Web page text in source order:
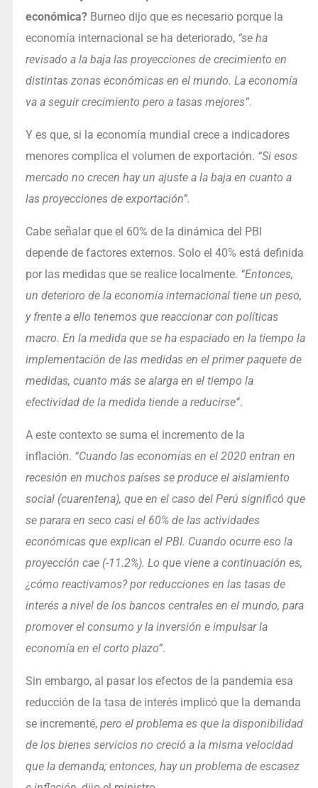
económica?Burneo dijo que es necesario porque la
economía internacional se ha deteriorado, “se ha
revisado a la baja las proyecciones de crecimiento en
distintas zonas económicas en el mundo. La economía
va a seguir crecimiento pero a tasas mejores”.
Y es que, si la economía mundial crece a indicadores
menores complica el volumen de exportación. “Si esos
mercado no crecen hay un ajuste a la baja en cuanto a
las proyecciones de exportación”.
Cabe señalar que el 60% de la dinámica del PBI
depende de factores externos. Solo el 40% está definida
por las medidas que se realice localmente. “Entonces,
un deterioro de la economía internacional tiene un peso,
y frente a ello tenemos que reaccionar con políticas
macro. En la medida que se ha espaciado en la tiempo la
implementación de las medidas en el primer paquete de
medidas, cuanto más se alarga en el tiempo la
efectividad de la medida tiende a reducirse”.
A este contexto se suma el incremento de la
inflación. “Cuando las economías en el 2020 entran en
recesión en muchos países se produce el aislamiento
social (cuarentena), que en el caso del Perú significó que
se parara en seco casi el 60% de las actividades
económicas que explican el PBI. Cuando ocurre eso la
proyección cae (-11.2%). Lo que viene a continuación es,
¿cómo reactivamos? por reducciones en las tasas de
interés a nivel de los bancos centrales en el mundo, para
promover el consumo y la inversión e impulsar la
economía en el corto plazo”.
Sin embargo, al pasar los efectos de la pandemia esa
reducción de la tasa de interés implicó que la demanda
se incrementé, pero el problema es que la disponibilidad
de los bienes servicios no creció a la misma velocidad
que la demanda; entonces, hay un problema de escasez